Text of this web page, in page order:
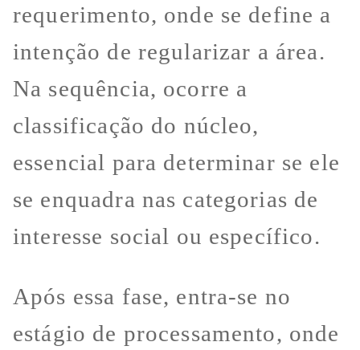
requerimento, onde se define a
intenção de regularizar a área.
Na sequência, ocorre a
classificação do núcleo,
essencial para determinar se ele
se enquadra nas categorias de
interesse social ou específico.
Após essa fase, entra-se no
estágio de processamento, onde